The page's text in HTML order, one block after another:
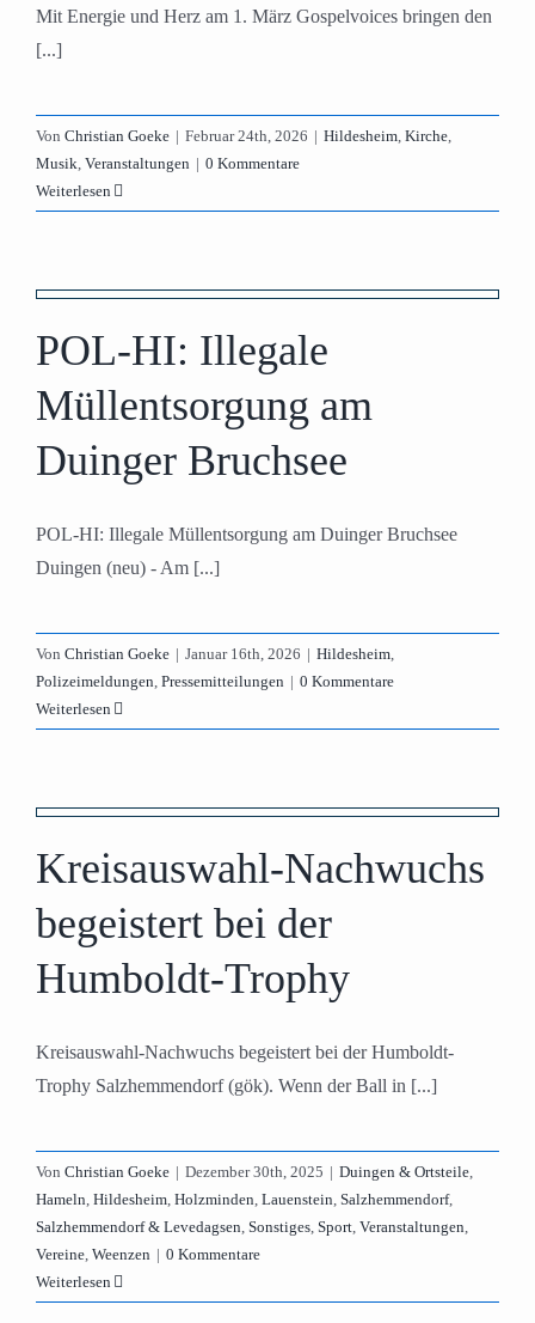
Mit Energie und Herz am 1. März Gospelvoices bringen den
[...]
Von Christian Goeke | Februar 24th, 2026 | Hildesheim Kirche
Musik Veranstaltungen | 0 Kommentare
Weiterlesen
POL-HI: Illegale
Müllentsorgung am
Duinger Bruchsee
POL-HI: Illegale Müllentsorgung am Duinger Bruchsee
Duingen (neu) - Am [...]
Von Christian Goeke | Januar 16th, 2026 | Hildesheim
Polizeimeldungen Pressemitteilungen | 0 Kommentare
Weiterlesen
Kreisauswahl-Nachwuchs
begeistert bei der
Humboldt-Trophy
Kreisauswahl-Nachwuchs begeistert bei der Humboldt-
Trophy Salzhemmendorf (gök). Wenn der Ball in [...]
Von Christian Goeke | Dezember 30th, 2025 | Duingen & Ortsteile
Hameln Hildesheim Holzminden Lauenstein Salzhemmendorf,
Salzhemmendorf & Levedagsen Sonstiges Sport Veranstaltungen
Vereine Weenzen | 0 Kommentare
Weiterlesen